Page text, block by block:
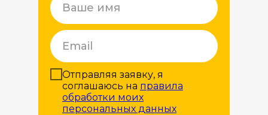
Отправляя заявку, я
соглашаюсь на правила
обработки моих
персональных данных